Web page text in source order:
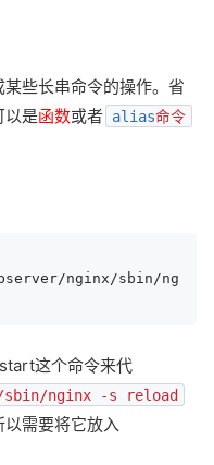
些长串命令的操作。省
以是函数或者 alias命令
nginx/sbin/ng
这个命令来代
nginx -s reload
需要将它放入